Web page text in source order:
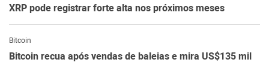
XRP pode registrar forte alta nos próximos meses
Bitcoin
Bitcoin recua após vendas de baleias e mira US$135 mil